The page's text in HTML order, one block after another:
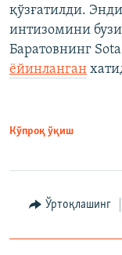
қўзғатилди.
интизомини
Баратовнинг
ёйинланган
Кўпроқ ўқиш
Ўртоқлашинг